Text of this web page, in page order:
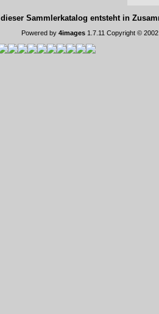
dieser Sammlerkatalog entsteht in
Powered by 4images 1.7.11 Copyright ©